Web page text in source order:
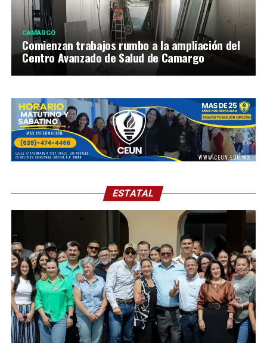
CAMARGO
Comienzan trabajos rumbo a la ampliación del
Centro Avanzado de Salud de Camargo
ESTATAL